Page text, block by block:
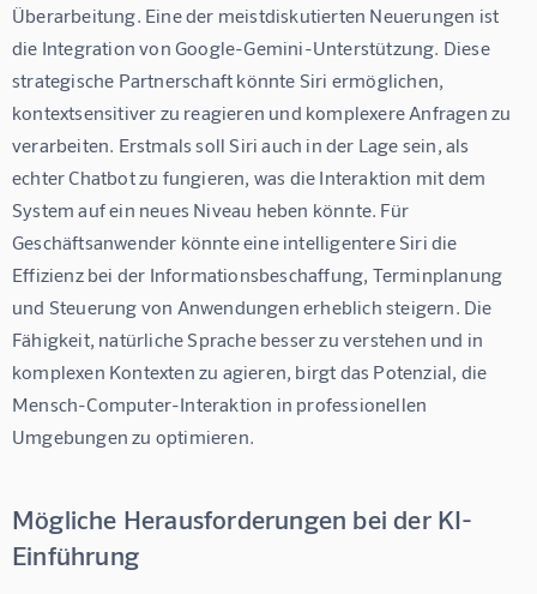
Überarbeitung. Eine der meistdiskutierten Neuerungen ist
die Integration von Google-Gemini-Unterstützung. Diese
strategische Partnerschaft könnte Siri ermöglichen,
kontextsensitiver zu reagieren und komplexere Anfragen zu
verarbeiten. Erstmals soll Siri auch in der Lage sein, als
echter Chatbot zu fungieren, was die Interaktion mit dem
System auf ein neues Niveau heben könnte. Für
Geschäftsanwender könnte eine intelligentere Siri die
Effizienz bei der Informationsbeschaffung, Terminplanung
und Steuerung von Anwendungen erheblich steigern. Die
Fähigkeit, natürliche Sprache besser zu verstehen und in
komplexen Kontexten zu agieren, birgt das Potenzial, die
Mensch-Computer-Interaktion in professionellen
Umgebungen zu optimieren.
Mögliche Herausforderungen bei der KI-
Einführung